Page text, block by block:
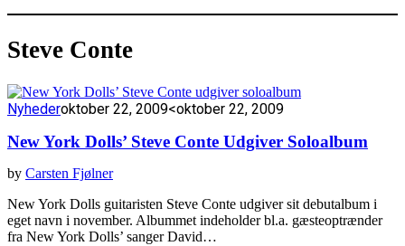
Steve Conte
Nyhederoktober 22, 2009<oktober 22, 2009
New York Dolls’ Steve Conte Udgiver Soloalbum
by Carsten Fjølner
New York Dolls guitaristen Steve Conte udgiver sit debutalbum i
eget navn i november. Albummet indeholder bl.a. gæsteoptrænder
fra New York Dolls’ sanger David…